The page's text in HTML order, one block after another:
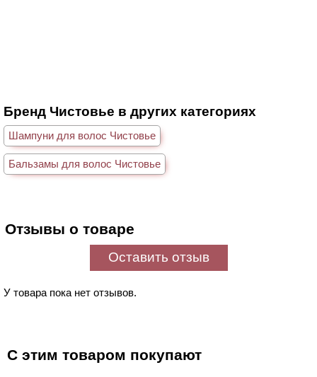
Бренд Чистовье в других категориях
Шампуни для волос Чистовье
Бальзамы для волос Чистовье
Отзывы о товаре
Оставить отзыв
У товара пока нет отзывов.
С этим товаром покупают